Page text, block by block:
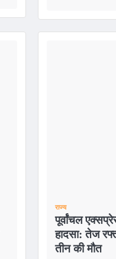
राज्य
पूर्वांचल
हादसा: तेज
तीन की मौत